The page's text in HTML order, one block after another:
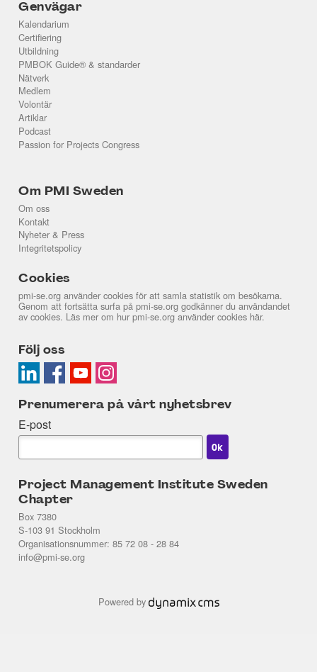
Genvägar
Kalendarium
Certifiering
Utbildning
PMBOK Guide® & standarder
Nätverk
Medlem
Volontär
Artiklar
Podcast
Passion for Projects Congress
Om PMI Sweden
Om oss
Kontakt
Nyheter & Press
Integritetspolicy
Cookies
pmi-se.org använder cookies för att samla statistik om besökarna.
Genom att fortsätta surfa på pmi-se.org godkänner du användandet
av cookies. Läs mer om hur pmi-se.org använder cookies här.
Följ oss
Prenumerera på vårt nyhetsbrev
E-post
Project Management Institute Sweden
Chapter
Box 7380
S-103 91 Stockholm
Organisationsnummer: 85 72 08 - 28 84
info@pmi-se.org
Powered by